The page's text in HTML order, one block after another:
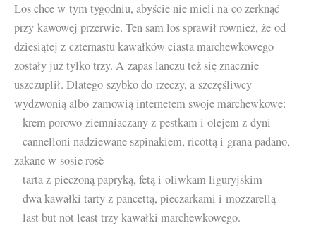
Los chce w tym tygodniu, abyście nie mieli na co zerknąć
przy kawowej przerwie. Ten sam los sprawił rownież, że od
dziesiątej z czternastu kawałków ciasta marchewkowego
zostały już tylko trzy. A zapas lanczu też się znacznie
uszczuplił. Dlatego szybko do rzeczy, a szczęśliwcy
wydzwonią albo zamowią internetem swoje marchewkowe:
– krem porowo-ziemniaczany z pestkam i olejem z dyni
– cannelloni nadziewane szpinakiem, ricottą i grana padano,
zakane w sosie rosè
– tarta z pieczoną papryką, fetą i oliwkam liguryjskim
– dwa kawałki tarty z pancettą, pieczarkami i mozzarellą
– last but not least trzy kawałki marchewkowego.